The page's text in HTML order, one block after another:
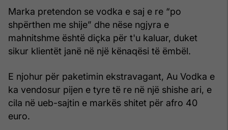
Marka pretendon se vodka e saj e re “po
shpërthen me shije” dhe nëse ngjyra e
mahnitshme është diçka për t'u kaluar, duket
sikur klientët janë në një kënaqësi të ëmbël.
E njohur për paketimin ekstravagant, Au Vodka e
ka vendosur pijen e tyre të re në një shishe ari, e
cila në ueb-sajtin e markës shitet për afro 40
euro.